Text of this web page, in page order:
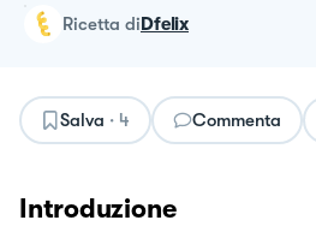
ricetta diDfelix
Salva · 4 Commenta
Introduzione